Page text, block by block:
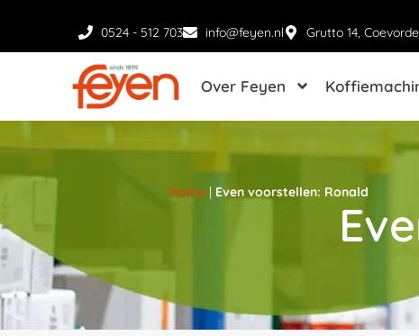
0524 - 512 703 info@feyen.nl Grutto 14,
Over Feyen
Home | Even voorstellen: Ronald